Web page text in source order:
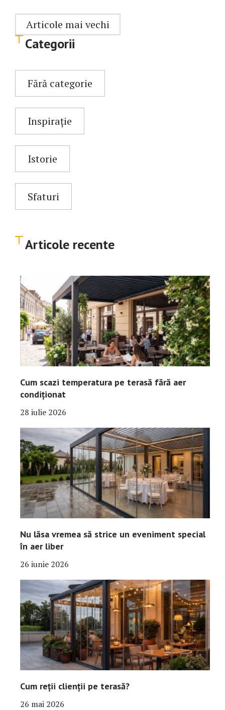
Navigare
în
articole
Articole mai vechi
Categorii
Fără categorie
Inspirație
Istorie
Sfaturi
Articole recente
Cum scazi temperatura pe terasă fără aer
condiționat
28 iulie 2026
Nu lăsa vremea să strice un eveniment special
în aer liber
26 iunie 2026
Cum reții clienții pe terasă?
26 mai 2026